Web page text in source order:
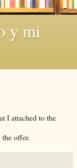
y mi
I attached to the
the offer.